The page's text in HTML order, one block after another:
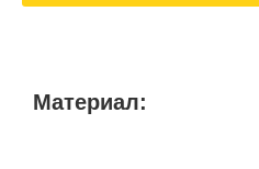
Материал: